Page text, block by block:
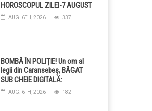
HOROSCOPUL ZILEI-7 AUGUST
AUG. 6TH, 2026 337
BOMBĂ ÎN POLIȚIE! Un om al
legii din Caransebeș, BĂGAT
SUB CHEIE DIGITALĂ:
Judecătorii i-au pus BRĂȚARĂ
ELECTRONICĂ la picior!
AUG. 6TH, 2026 182